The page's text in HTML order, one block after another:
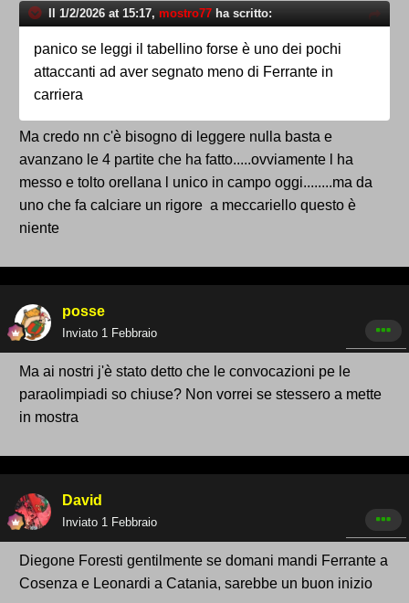
Il 1/2/2026 at 15:17, mostro77 ha scritto:
panico se leggi il tabellino forse è uno dei pochi
attaccanti ad aver segnato meno di Ferrante in
carriera
Ma credo nn c'è bisogno di leggere nulla basta e
avanzano le 4 partite che ha fatto.....ovviamente l ha
messo e tolto orellana l unico in campo oggi........ma da
uno che fa calciare un rigore a meccariello questo è
niente
posse
Inviato 1 Febbraio
Ma ai nostri j'è stato detto che le convocazioni pe le
paraolimpiadi so chiuse? Non vorrei se stessero a mette
in mostra
David
Inviato 1 Febbraio
Diegone Foresti gentilmente se domani mandi Ferrante a
Cosenza e Leonardi a Catania, sarebbe un buon inizio